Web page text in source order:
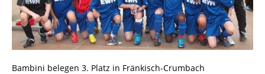
Bambini belegen 3. Platz in Fränkisch-Crumbach